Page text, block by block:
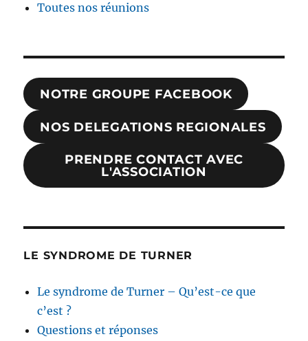
Toutes nos réunions
NOTRE GROUPE FACEBOOK
NOS DELEGATIONS REGIONALES
PRENDRE CONTACT AVEC
L'ASSOCIATION
LE SYNDROME DE TURNER
Le syndrome de Turner – Qu’est-ce que
c’est ?
Questions et réponses